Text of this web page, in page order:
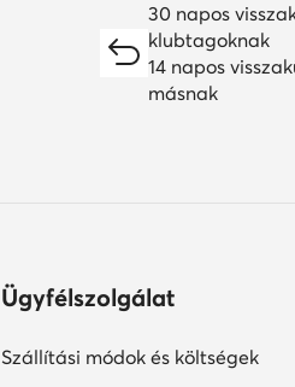
30 napos
klubtagoknak
14 napos
másnak
Ügyfélszolgálat
Szállítási módok és költségek